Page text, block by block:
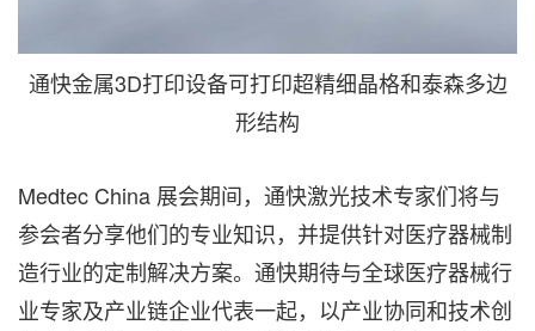
通快金属3D打印设备可打印超精细晶格和泰森多边
形结构
Medtec China 展会期间，通快激光技术专家们将与
参会者分享他们的专业知识，并提供针对医疗器械制
造行业的定制解决方案。通快期待与全球医疗器械行
业专家及产业链企业代表一起，以产业协同和技术创